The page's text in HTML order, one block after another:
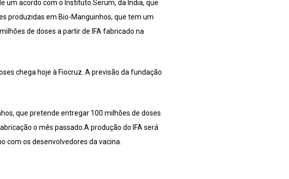
um acordo com o Instituto Serum, da Índia, que
produzidas em Bio-Manguinhos, que tem um
de doses a partir de IFA fabricado na
chega hoje à Fiocruz. A previsão da fundação
que pretende entregar 100 milhões de doses
o mês passado.A produção do IFA será
com os desenvolvedores da vacina.